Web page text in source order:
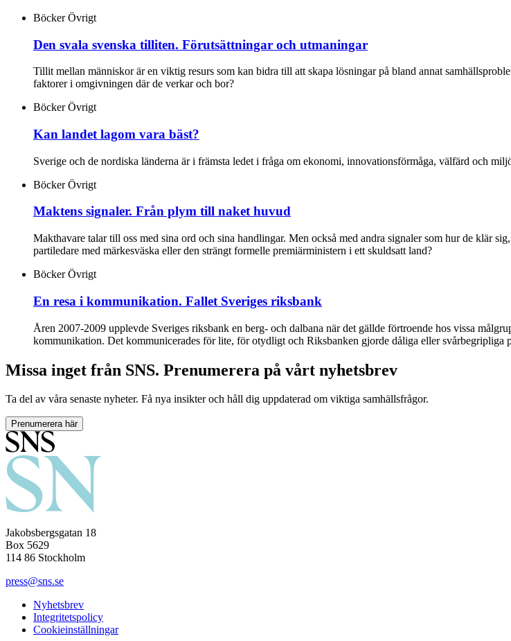
Böcker Övrigt
Den svala svenska tilliten. Förutsättningar och utmaningar
Tillit mellan människor är en viktig resurs som kan bidra till att skapa lösningar på bland annat
faktorer i omgivningen där de verkar och bor?
Böcker Övrigt
Kan landet lagom vara bäst?
Sverige och de nordiska länderna är i främsta ledet i fråga om ekonomi, innovationsförmåga, välfärd och
Böcker Övrigt
Maktens signaler. Från plym till naket huvud
Makthavare talar till oss med sina ord och sina handlingar. Men också med andra signaler som hur de klär
partiledare med märkesväska eller den strängt formelle premiärministern i ett skuldsatt land?
Böcker Övrigt
En resa i kommunikation. Fallet Sveriges riksbank
Åren 2007-2009 upplevde Sveriges riksbank en berg- och dalbana när det gällde förtroende hos vissa
kommunikation. Det kommunicerades för lite, för otydligt och Riksbanken gjorde dåliga eller svårbegripliga
Missa inget från SNS. Prenumerera på vårt nyhetsbrev
Ta del av våra senaste nyheter. Få nya insikter och håll dig uppdaterad om viktiga samhällsfrågor.
Prenumerera här
Jakobsbergsgatan 18
Box 5629
114 86 Stockholm
press@sns.se
Nyhetsbrev
Integritetspolicy
Cookieinställningar